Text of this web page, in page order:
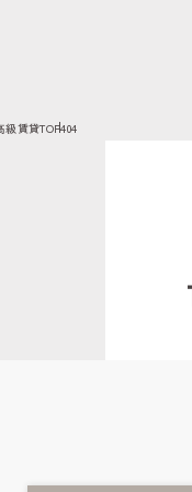
級賃貸TOP404